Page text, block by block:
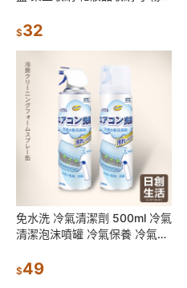
日創生活
$32
免水洗 冷氣清潔劑 500ml 冷氣
清潔泡沫噴罐 冷氣保養 冷氣清
清潔噴霧
$49